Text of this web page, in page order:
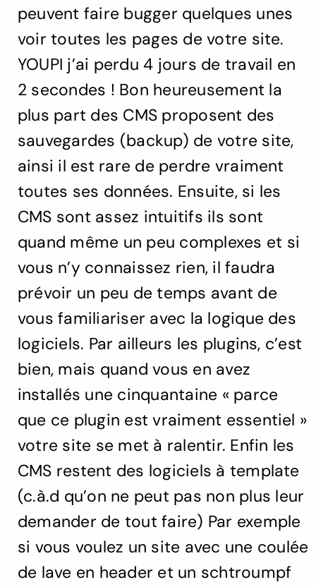
peuvent faire bugger quelques unes
voir toutes les pages de votre site.
YOUPI j’ai perdu 4 jours de travail en
2 secondes ! Bon heureusement la
plus part des CMS proposent des
sauvegardes (backup) de votre site,
ainsi il est rare de perdre vraiment
toutes ses données. Ensuite, si les
CMS sont assez intuitifs ils sont
quand même un peu complexes et si
vous n’y connaissez rien, il faudra
prévoir un peu de temps avant de
vous familiariser avec la logique des
logiciels. Par ailleurs les plugins, c’est
bien, mais quand vous en avez
installés une cinquantaine « parce
que ce plugin est vraiment essentiel »
votre site se met à ralentir. Enfin les
CMS restent des logiciels à template
(c.à.d qu’on ne peut pas non plus leur
demander de tout faire) Par exemple
si vous voulez un site avec une coulée
de lave en header et un schtroumpf